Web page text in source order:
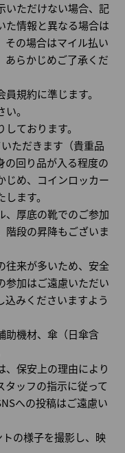
いただけない場合、記
た情報と異なる場合は
その場合はマイル払い
あらかじめご了承くだ
規約に準じます。
。
ております。
ただきます（貴重品
の回り品が入る程度の
じめ、コインロッカー
ます。
、厚底の靴でのご参加
階段の昇降もございま
往来が多いため、安全
参加はご遠慮いただい
みくださいますよう
助機材、傘（日傘含
、保安上の理由により
タッフの指示に従って
への投稿はご遠慮い
の様子を撮影し、映